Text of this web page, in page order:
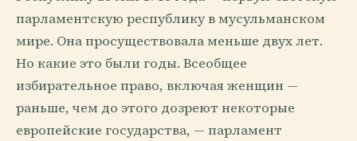
парламентскую республику в мусульманском
мире. Она просуществовала меньше двух лет.
Но какие это были годы. Всеобщее
избирательное право, включая женщин —
раньше, чем до этого дозреют некоторые
европейские государства, — парламент